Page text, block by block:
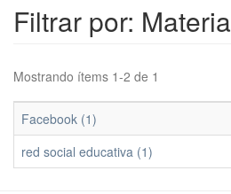
Filtrar por: Materia
Mostrando ítems 1-2 de 1
Facebook (1)
red social educativa (1)